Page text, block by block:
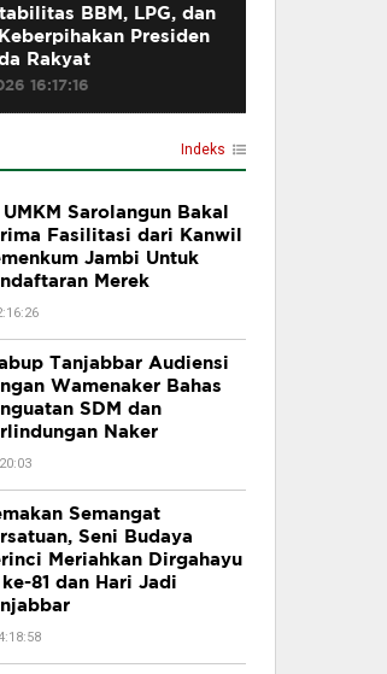
BBM, LPG, dan
Presiden
Rakyat
16:17:16
Indeks
UMKM Sarolangun Bakal
Fasilitasi dari Kanwil
Jambi Untuk
Merek
Tanjabbar Audiensi
Wamenaker Bahas
SDM dan
Naker
Semangat
Seni Budaya
Meriahkan Dirgahayu
ke-81 dan Hari Jadi